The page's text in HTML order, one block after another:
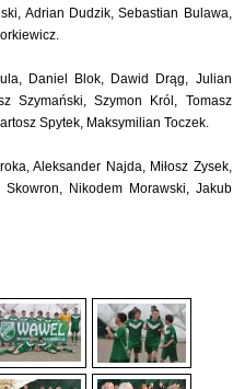
Adrian Dudzik, Sebastian Bulawa,
Daniel Blok, Dawid Drąg, Julian
Szymański, Szymon Król, Tomasz
Spytek, Maksymilian Toczek.
Aleksander Najda, Miłosz Zysek,
Nikodem Morawski, Jakub